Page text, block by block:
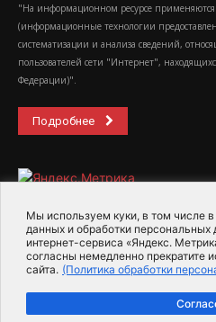
Мы используем куки, в том числе в
данных и обработки
интернет-сервиса «Яндекс.
согласны немедленно прекратите
сайта. (Политика обработки
"На информационном ресурсе
(информационные технологии
систематизации и анализа сведений,
пользователей сети "Интернет",
Федерации)".
Подробнее
2015-2026- Информационное
Для справки Об издании
Политика обработки